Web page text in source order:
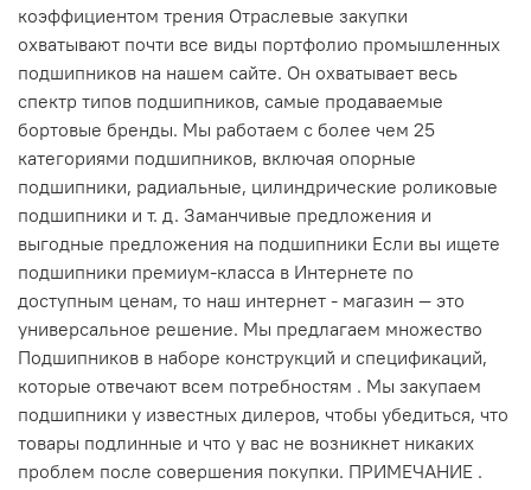
коэффициентом трения Отраслевые закупки
охватывают почти все виды портфолио промышленных
подшипников на нашем сайте. Он охватывает весь
спектр типов подшипников, самые продаваемые
бортовые бренды. Мы работаем с более чем 25
категориями подшипников, включая опорные
подшипники, радиальные, цилиндрические роликовые
подшипники и т. д. Заманчивые предложения и
выгодные предложения на подшипники Если вы ищете
подшипники премиум-класса в Интернете по
доступным ценам, то наш интернет - магазин — это
универсальное решение. Мы предлагаем множество
Подшипников в наборе конструкций и спецификаций,
которые отвечают всем потребностям . Мы закупаем
подшипники у известных дилеров, чтобы убедиться, что
товары подлинные и что у вас не возникнет никаких
проблем после совершения покупки. ПРИМЕЧАНИЕ .